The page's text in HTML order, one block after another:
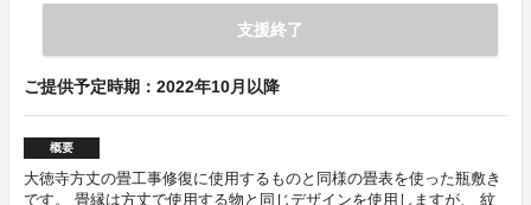
支援終了
ご提供予定時期：2022年10月以降
概要
大徳寺方丈の畳工事修復に使用するものと同様の畳表を使った瓶敷き
です。 畳縁は方丈で使用する物と同じデザインを使用しますが、 紋